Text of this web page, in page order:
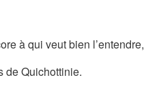
à qui veut bien l’entendre,
de Quichottinie.